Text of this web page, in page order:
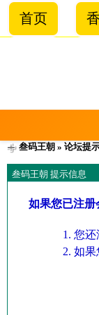
首页
叁码王朝 » 论坛提
叁码王朝 提示信息
如果您已注册
您还
如果